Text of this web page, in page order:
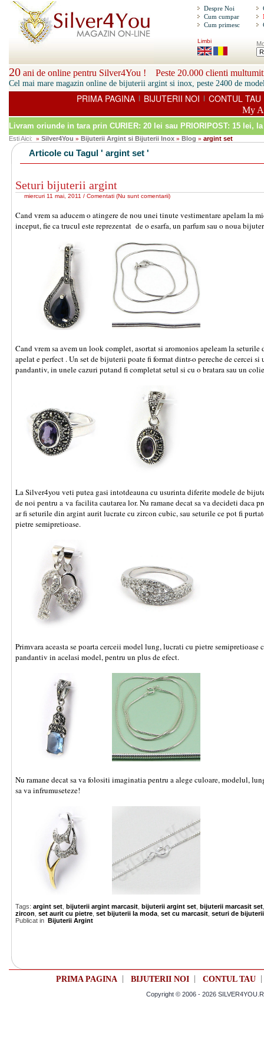
Despre Noi
Cum cumpar
Cum primesc
Limbi
20 ani de online pentru Silver4You ! Peste 20.000 clienti
Cel mai mare magazin online de bijuterii argint si inox, peste 2400 de
PRIMA PAGINA | BIJUTERII NOI | CONTUL TAU
My
Livram oriunde in tara prin CURIER: 20 lei sau PRIORIPOST: 15 lei,
Esti Aici: » Silver4You » Bijuterii Argint si Bijuterii Inox » Blog » argint set
Articole cu Tagul ' argint set '
Seturi bijuterii argint
miercuri 11 mai, 2011 / Comentati (Nu sunt comentarii)
Cand vrem sa aducem o atingere de nou unei tinute vestimentare apelam la
inceput, fie ca trucul este reprezentat de o esarfa, un parfum sau o noua
Cand vrem sa avem un look complet, asortat si aromonios apeleam la
apelat e perfect . Un set de bijuterii poate fi format dintr-o pereche de cercei
pandantiv, in unele cazuri putand fi completat setul si cu o bratara sau un
La Silver4you veti putea gasi intotdeauna cu usurinta diferite modele de
de noi pentru a va facilita cautarea lor. Nu ramane decat sa va decideti daca
ar fi seturile din argint aurit lucrate cu zircon cubic, sau seturile ce pot fi
pietre semipretioase.
Primvara aceasta se poarta cerceii model lung, lucrati cu pietre
pandantiv in acelasi model, pentru un plus de efect.
Nu ramane decat sa va folositi imaginatia pentru a alege culoare, modelul,
sa va infrumuseteze!
Tags: argint set bijuterii argint marcasit bijuterii argint set bijuterii marcasit set
zircon set aurit cu pietre set bijuterii la moda set cu marcasit seturi de bijuterii
Publicat in Bijuterii Argint
PRIMA PAGINA BIJUTERII NOI CONTUL TAU
Copyright © 2006 - 2026